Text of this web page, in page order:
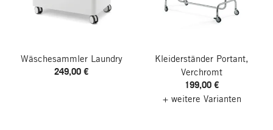
Wäschesammler Laundry
249,00 €
Kleiderständer Portant,
Verchromt
199,00 €
+ weitere Varianten